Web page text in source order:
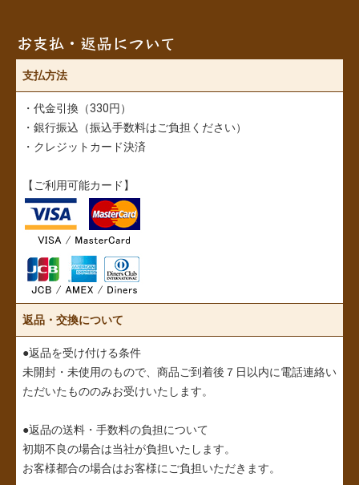
お支払・返品について
支払方法
・代金引換（330円）
・銀行振込（振込手数料はご負担ください）
・クレジットカード決済
【ご利用可能カード】
返品・交換について
●返品を受け付ける条件
未開封・未使用のもので、商品ご到着後７日以内に電話連絡い
ただいたもののみお受けいたします。
●返品の送料・手数料の負担について
初期不良の場合は当社が負担いたします。
お客様都合の場合はお客様にご負担いただきます。